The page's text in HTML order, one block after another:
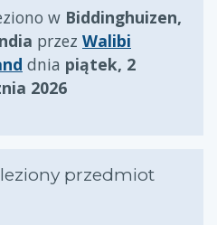
w Biddinghuizen,
przez Walibi
dnia piątek, 2
2026
przedmiot